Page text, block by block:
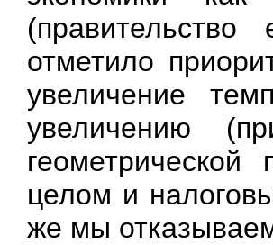
отметило
увеличение
увеличению
целом и
же мы